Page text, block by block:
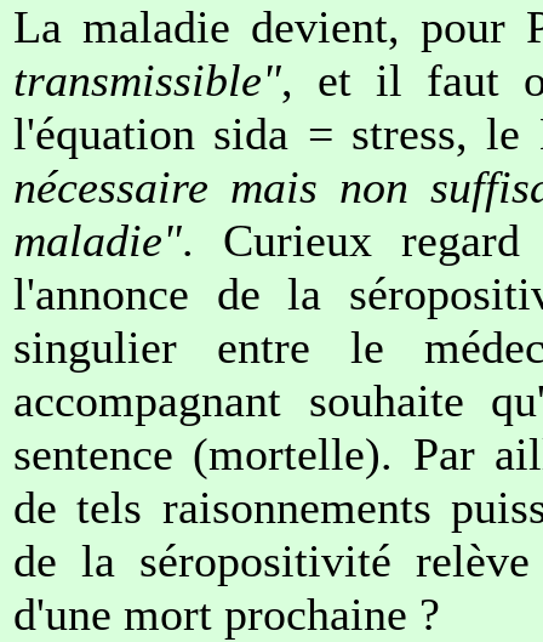
La maladie devient, pour
transmissible", et il faut
l'équation sida = stress,
nécessaire mais non
maladie". Curieux regard
l'annonce de la
singulier entre le
accompagnant souhaite
sentence (mortelle). Par
de tels raisonnements
de la séropositivité
d'une mort prochaine ?